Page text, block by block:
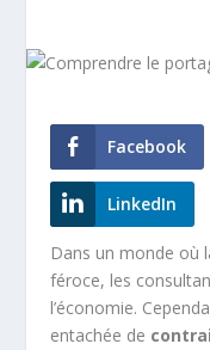
Facebook
LinkedIn
Dans un monde où
féroce, les
l’économie.
entachée de